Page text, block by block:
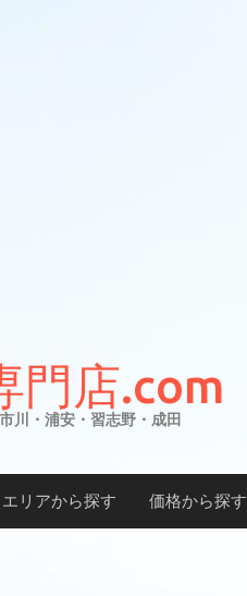
門店.com
川・浦安・習志野・成田
エリアから探す 価格から探す